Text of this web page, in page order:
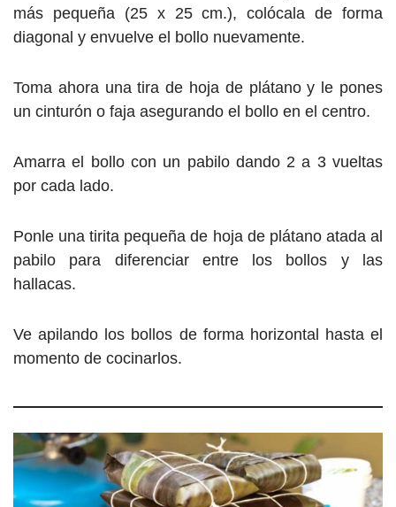
más pequeña (25 x 25 cm.), colócala de forma
diagonal y envuelve el bollo nuevamente.
Toma ahora una tira de hoja de plátano y le pones
un cinturón o faja asegurando el bollo en el centro.
Amarra el bollo con un pabilo dando 2 a 3 vueltas
por cada lado.
Ponle una tirita pequeña de hoja de plátano atada al
pabilo para diferenciar entre los bollos y las
hallacas.
Ve apilando los bollos de forma horizontal hasta el
momento de cocinarlos.